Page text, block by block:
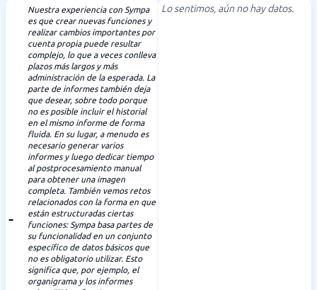
Nuestra experiencia con Sympa
es que crear nuevas funciones y
realizar cambios importantes por
cuenta propia puede resultar
complejo, lo que a veces conlleva
plazos más largos y más
administración de la esperada. La
parte de informes también deja
que desear, sobre todo porque
no es posible incluir el historial
en el mismo informe de forma
fluida. En su lugar, a menudo es
necesario generar varios
informes y luego dedicar tiempo
al postprocesamiento manual
para obtener una imagen
completa. También vemos retos
relacionados con la forma en que
están estructuradas ciertas
funciones: Sympa basa partes de
su funcionalidad en un conjunto
específico de datos básicos que
no es obligatorio utilizar. Esto
significa que, por ejemplo, el
organigrama y los informes
Lo sentimos, aún no hay datos.